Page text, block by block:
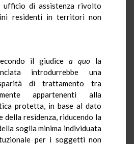
ufficio di assistenza rivolto
residenti in territori non
il giudice a quo la
introdurrebbe una
di trattamento tra
appartenenti alla
protetta, in base al dato
della residenza, riducendo la
soglia minima individuata
per i soggetti non